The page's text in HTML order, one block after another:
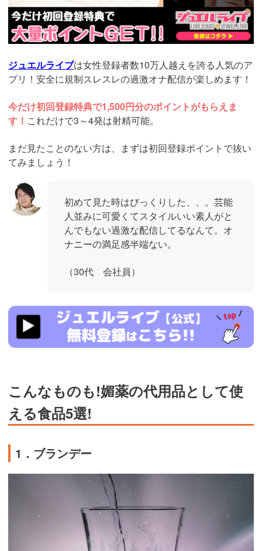
ジュエルライブは女性登録者数10万人越えを誇る人気のア
プリ！安全に規制スレスレの過激オナ配信が楽しめます！
今だけ初回登録特典で1,500円分のポイントがもらえま
す！ これだけで3～4発は射精可能。
まだ見たことのない方は、まずは初回登録ポイントで抜い
てみましょう！
初めて見た時はびっくりした、、。芸能
人並みに可愛くてスタイルいい素人がと
んでもない過激な配信してるなんて。オ
ナニーの満足感半端ない。
（30代 会社員）
https://www.j-
live.tv/LiveChat/acs.php?
si=jwchatt&pid=MLA5661_0004&pa=lp40.php
こんなものも!媚薬の代用品として使
える食品5選!
1．ブランデー